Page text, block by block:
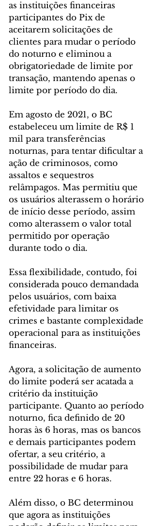
as instituições financeiras
participantes do Pix de
aceitarem solicitações de
clientes para mudar o período
do noturno e eliminou a
obrigatoriedade de limite por
transação, mantendo apenas o
limite por período do dia.
Em agosto de 2021, o BC
estabeleceu um limite de R$ 1
mil para transferências
noturnas, para tentar dificultar a
ação de criminosos, como
assaltos e sequestros
relâmpagos. Mas permitiu que
os usuários alterassem o horário
de início desse período, assim
como alterassem o valor total
permitido por operação
durante todo o dia.
Essa flexibilidade, contudo, foi
considerada pouco demandada
pelos usuários, com baixa
efetividade para limitar os
crimes e bastante complexidade
operacional para as instituições
financeiras.
Agora, a solicitação de aumento
do limite poderá ser acatada a
critério da instituição
participante. Quanto ao período
noturno, fica definido de 20
horas às 6 horas, mas os bancos
e demais participantes podem
ofertar, a seu critério, a
possibilidade de mudar para
entre 22 horas e 6 horas.
Além disso, o BC determinou
que agora as instituições